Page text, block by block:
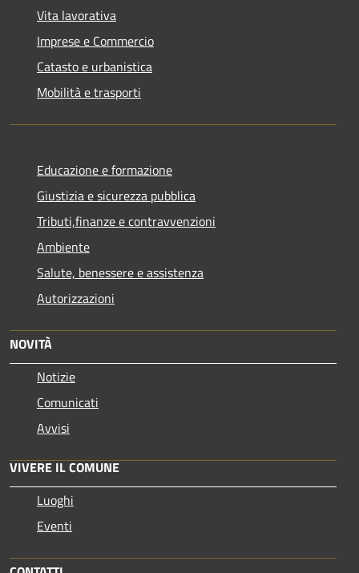
Vita lavorativa
Imprese e Commercio
Catasto e urbanistica
Mobilità e trasporti
Educazione e formazione
Giustizia e sicurezza pubblica
Tributi,finanze e contravvenzioni
Ambiente
Salute, benessere e assistenza
Autorizzazioni
NOVITÀ
Notizie
Comunicati
Avvisi
VIVERE IL COMUNE
Luoghi
Eventi